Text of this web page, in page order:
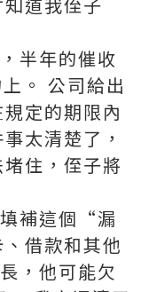
半年的催收
。 公司給出
定的期限內
太清楚了，
住，侄子將
補這個“漏
借款和其他
，他可能欠